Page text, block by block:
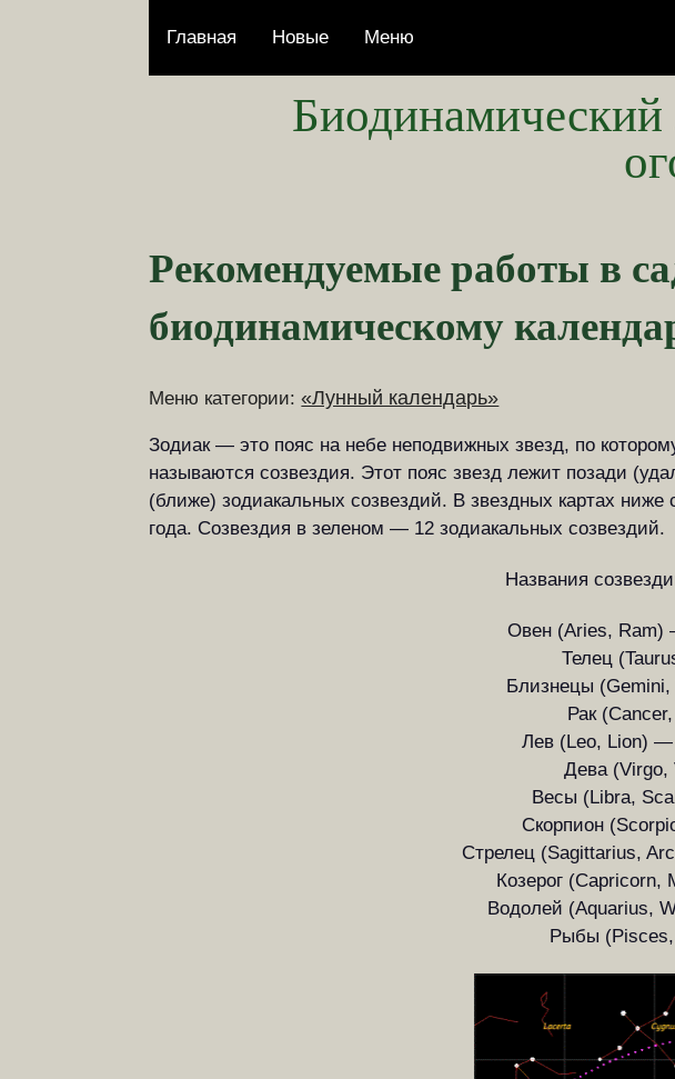
Главная Новые Меню
Биодинамический
Рекомендуемые работы в
биодинамическому
Меню категории:«Лунный календарь»
Зодиак — это пояс на небе неподвижных звезд, по
называются созвездия. Этот пояс звезд лежит позади
(ближе) зодиакальных созвездий. В звездных картах ниже
года. Созвездия в зеленом — 12 зодиакальных созвездий.
Названия
Овен (Aries, Ram)
Телец
Близнецы
Рак
Лев (Leo, Lion) —
Дева
Весы (Libra,
Скорпион
Стрелец (Sagittarius,
Козерог
Водолей (Aquarius,
Рыбы